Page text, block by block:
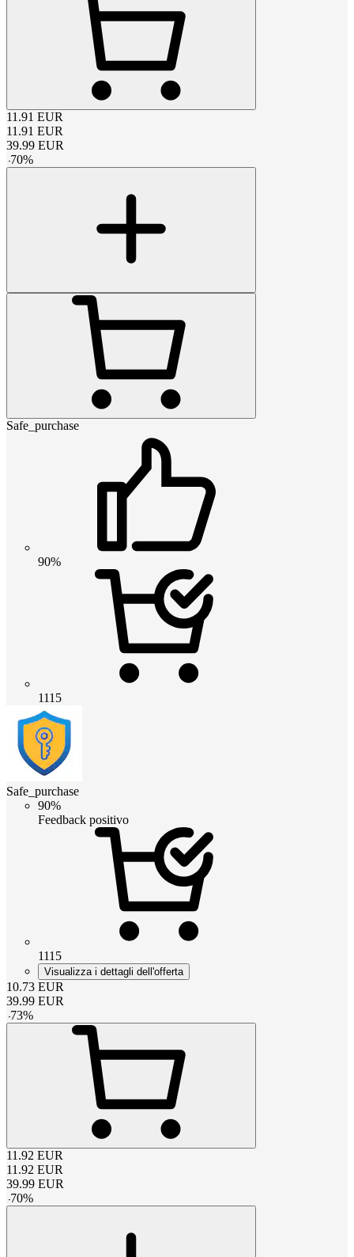
11.91 EUR
11.91 EUR
39.99 EUR
-70%
Safe_purchase
90%
1115
Safe_purchase
90%
Feedback positivo
1115
Visualizza i dettagli dell'offerta
10.73 EUR
39.99 EUR
-73%
11.92 EUR
11.92 EUR
39.99 EUR
-70%